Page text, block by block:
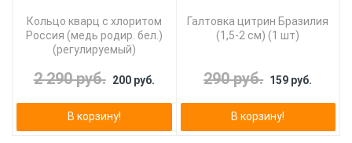
Кольцо кварц с хлоритом
Россия (медь родир. бел.)
(регулируемый)
2 290 руб. 200 руб.
В корзину!
Галтовка цитрин Бразилия
(1,5-2 см) (1 шт)
290 руб. 159 руб.
В корзину!